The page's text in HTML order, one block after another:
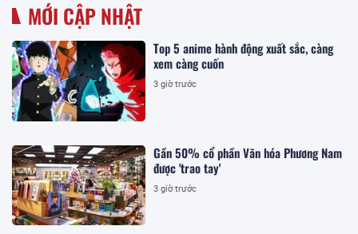
MỚI CẬP NHẬT
Top 5 anime hành động xuất sắc, càng
xem càng cuốn
3 giờ trước
Gần 50% cổ phần Văn hóa Phương Nam
được 'trao tay'
3 giờ trước